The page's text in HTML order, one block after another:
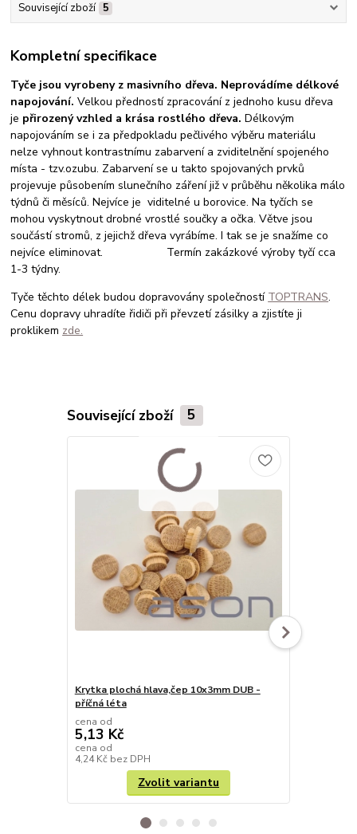
Související zboží 5
Kompletní specifikace
Tyče jsou vyrobeny z masivního dřeva. Neprovádíme délkové
napojování.Velkou předností zpracování z jednoho kusu dřeva
je přirozený vzhled a krása rostlého dřeva.Délkovým
napojováním se i za předpokladu pečlivého výběru materiálu
nelze vyhnout kontrastnímu zabarvení a zviditelnění spojeného
místa - tzv.ozubu. Zabarvení se u takto spojovaných prvků
projevuje působením slunečního záření již v průběhu několika málo
týdnů či měsíců. Nejvíce je viditelné u borovice. Na tyčích se
mohou vyskytnout drobné vrostlé součky a očka. Větve jsou
součástí stromů, z jejichž dřeva vyrábíme. I tak se je snažíme co
nejvíce eliminovat. Termín zakázkové výroby tyčí cca
1-3 týdny.
Tyče těchto délek budou dopravovány společností TOPTRANS.
Cenu dopravy uhradíte řidiči při převzetí zásilky a zjistíte ji
proklikem zde.
Související zboží 5
Krytka plochá hlava,čep 10x3mm DUB -
příčná léta
cena od
5,13 Kč
cena od
4,24 Kč bez DPH
Zvolit variantu